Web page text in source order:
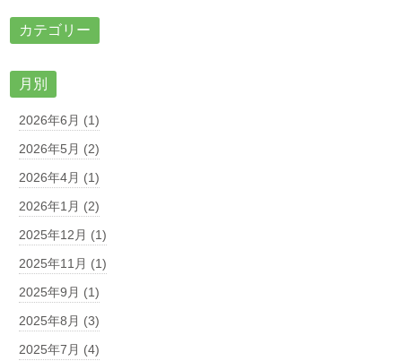
カテゴリー
月別
2026年6月 (1)
2026年5月 (2)
2026年4月 (1)
2026年1月 (2)
2025年12月 (1)
2025年11月 (1)
2025年9月 (1)
2025年8月 (3)
2025年7月 (4)